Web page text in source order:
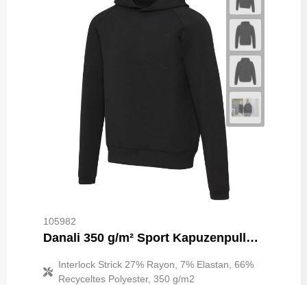
105982
Danali 350 g/m² Sport Kapuzenpullover mit Interlock Strick Unisex
Interlock Strick 27% Rayon, 7% Elastan, 66%
Recyceltes Polyester, 350 g/m2